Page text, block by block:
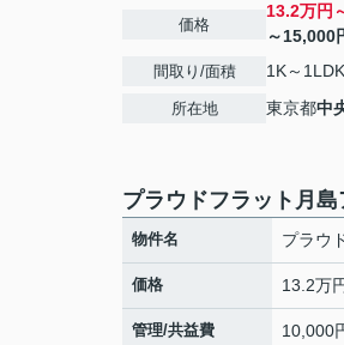
価格
13.2万円
～15,000
間取り/面積 1K～
所在地 東京都中
プラウドフラット月
物件名 プラウ
価格 13.2万
管理/共益費 10,000